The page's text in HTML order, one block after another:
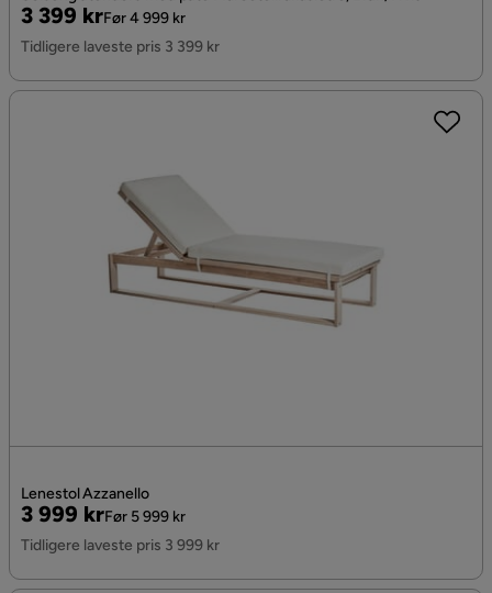
Pris
3 399 kr
Original
Pris
Før 4 999 kr
Tidligere laveste pris 3 399 kr
Lenestol Azzanello
Pris
3 999 kr
Original
Pris
Før 5 999 kr
Tidligere laveste pris 3 999 kr